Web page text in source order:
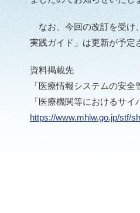
なお、今回の改訂を受け
実践ガイド」は更新が予定
資料掲載先
「医療情報システムの安
「医療機関等におけるサ
https://www.mhlw.go.jp/stf/